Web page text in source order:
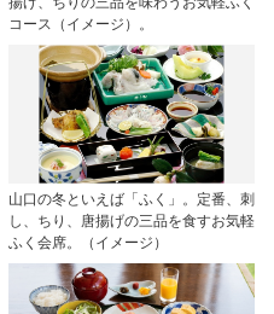
コース（イメージ）。
山口の冬といえば「ふく」。定番、刺
し、ちり、唐揚げの三品を食すお気軽
ふく会席。（イメージ）